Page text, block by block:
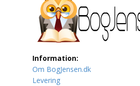
Litteraturhistorie
Lokalhistorie / Topografi
Lystfiskeri
Information:
Om BogJensen.dk
Levering